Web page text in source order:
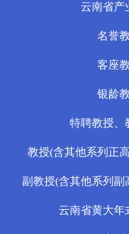
云南省产
名誉
客座
银龄
特聘教授、
教授(含其他系列正
副教授(含其他系列副
云南省黄大年